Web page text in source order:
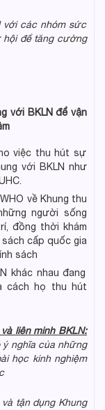
với các nhóm sức
để tăngcường
với BKLN để vận
việc thu hút sự
với BKLN như
về Khung thu
người sống
đồng thời khám
cấp quốc gia
sách
khác nhau đang
cách họ thu hút
liên minh BKLN:
ý nghĩa của những
học kinh nghiệm
và tận dụng Khung